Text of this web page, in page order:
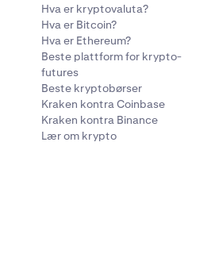
Hva er kryptovaluta?
Hva er Bitcoin?
Hva er Ethereum?
Beste plattform for krypto-
futures
Beste kryptobørser
Kraken kontra Coinbase
Kraken kontra Binance
Lær om krypto